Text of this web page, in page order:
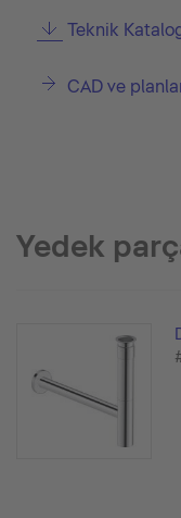
Teknik
CAD ve
Yedek